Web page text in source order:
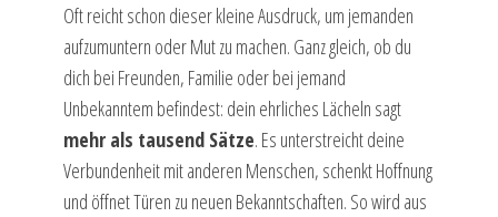
Oft reicht schon dieser kleine Ausdruck, um jemanden
aufzumuntern oder Mut zu machen. Ganz gleich, ob du
dich bei Freunden, Familie oder bei jemand
Unbekanntem befindest: dein ehrliches Lächeln sagt
mehr als tausend Sätze. Es unterstreicht deine
Verbundenheit mit anderen Menschen, schenkt Hoffnung
und öffnet Türen zu neuen Bekanntschaften. So wird aus